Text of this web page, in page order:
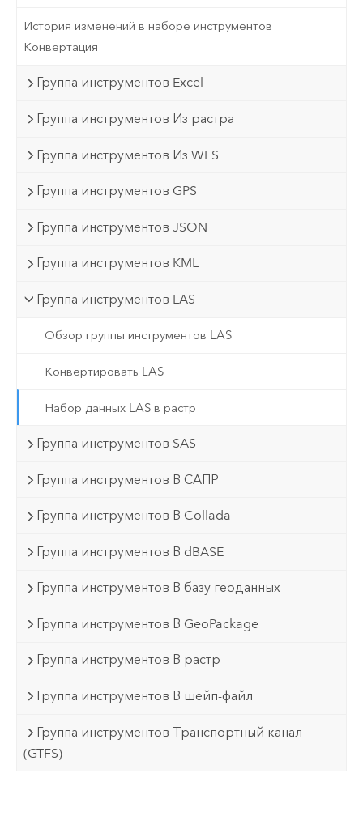
История изменений в наборе инструментов
Конвертация
Группа инструментов Excel
Группа инструментов Из растра
Группа инструментов Из WFS
Группа инструментов GPS
Группа инструментов JSON
Группа инструментов KML
Группа инструментов LAS
Обзор группы инструментов LAS
Конвертировать LAS
Набор данных LAS в растр
Группа инструментов SAS
Группа инструментов В САПР
Группа инструментов В Collada
Группа инструментов В dBASE
Группа инструментов В базу геоданных
Группа инструментов В GeoPackage
Группа инструментов В растр
Группа инструментов В шейп-файл
Группа инструментов Транспортный канал
(GTFS)